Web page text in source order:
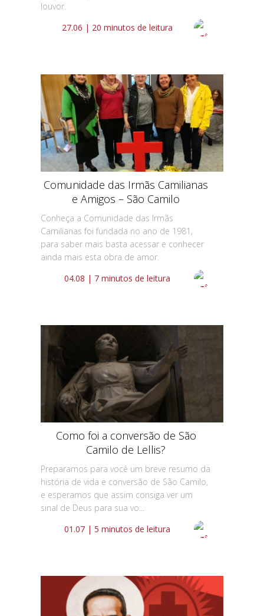
louvor.
27.06 | 20 minutos de leitura
Comunidade das Irmãs Camilianas
e Amigos – São Camilo
Conheça a Comunidade das Irmãs
Camilianas foi fundada no ano de 1981,
para saber mais basta acessar e conhecer
ainda mais esta obra de amor.
04.08 | 7 minutos de leitura
Como foi a conversão de São
Camilo de Lellis?
Preparamos para você um breve resumo da
história de vida e conversão de São Camilo,
e esperamos que assim consiga ver um
sinal de Deus para sua vo...
01.07 | 5 minutos de leitura